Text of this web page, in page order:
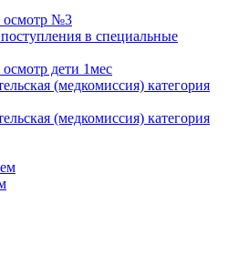
№3
в специальные
дети 1мес
(медкомиссия) категория
(медкомиссия) категория